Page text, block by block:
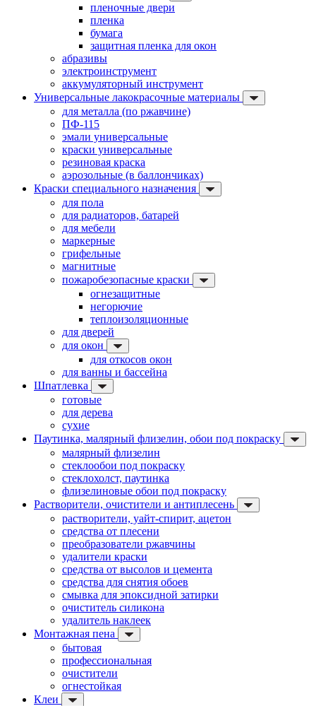
пленочные двери
пленка
бумага
защитная пленка для окон
абразивы
электроинструмент
аккумуляторный инструмент
Универсальные лакокрасочные материалы
для металла (по ржавчине)
ПФ-115
эмали универсальные
краски универсальные
резиновая краска
аэрозольные (в баллончиках)
Краски специального назначения
для пола
для радиаторов, батарей
для мебели
маркерные
грифельные
магнитные
пожаробезопасные краски
огнезащитные
негорючие
теплоизоляционные
для дверей
для окон
для откосов окон
для ванны и бассейна
Шпатлевка
готовые
для дерева
сухие
Паутинка, малярный флизелин, обои под покраску
малярный флизелин
стеклообои под покраску
стеклохолст, паутинка
флизелиновые обои под покраску
Растворители, очистители и антиплесень
растворители, уайт-спирит, ацетон
средства от плесени
преобразователи ржавчины
удалители краски
средства от высолов и цемента
средства для снятия обоев
смывка для эпоксидной затирки
очиститель силикона
удалитель наклеек
Монтажная пена
бытовая
профессиональная
очистители
огнестойкая
Клеи